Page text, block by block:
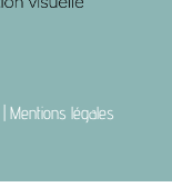
Mentions légales